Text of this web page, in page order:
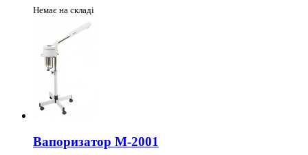
Немає на складі
Вапоризатор М-2001